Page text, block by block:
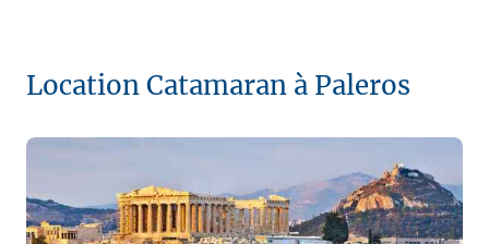
Location Catamaran à Paleros